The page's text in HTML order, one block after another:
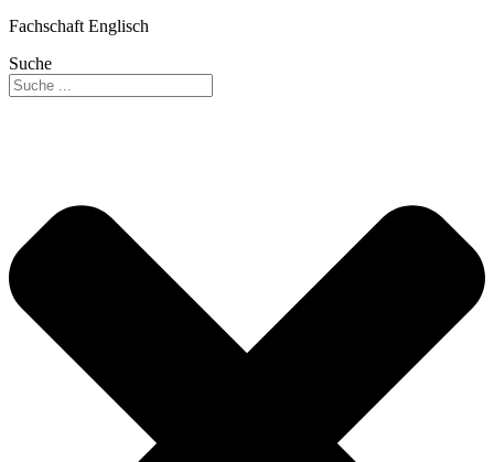
Fachschaft Englisch
Suche